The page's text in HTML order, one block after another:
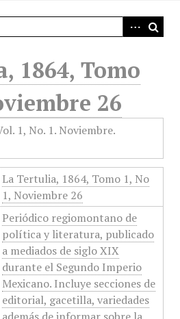
1864, Tomo
26
La Tertulia, 1864, Tomo 1, No
1, Noviembre 26
Periódico regiomontano de
política y literatura, publicado
a mediados de siglo XIX
durante el Segundo Imperio
Mexicano. Incluye secciones de
editorial, gacetilla, variedades